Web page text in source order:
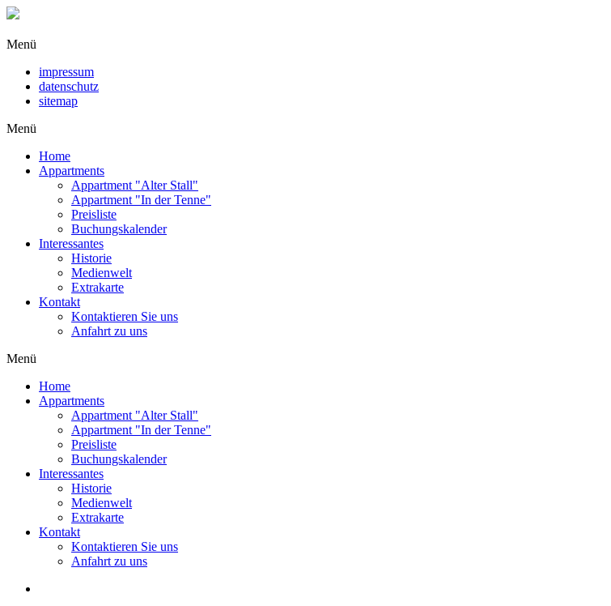
Menü
impressum
datenschutz
sitemap
Menü
Home
Appartments
Appartment "Alter Stall"
Appartment "In der Tenne"
Preisliste
Buchungskalender
Interessantes
Historie
Medienwelt
Extrakarte
Kontakt
Kontaktieren Sie uns
Anfahrt zu uns
Menü
Home
Appartments
Appartment "Alter Stall"
Appartment "In der Tenne"
Preisliste
Buchungskalender
Interessantes
Historie
Medienwelt
Extrakarte
Kontakt
Kontaktieren Sie uns
Anfahrt zu uns